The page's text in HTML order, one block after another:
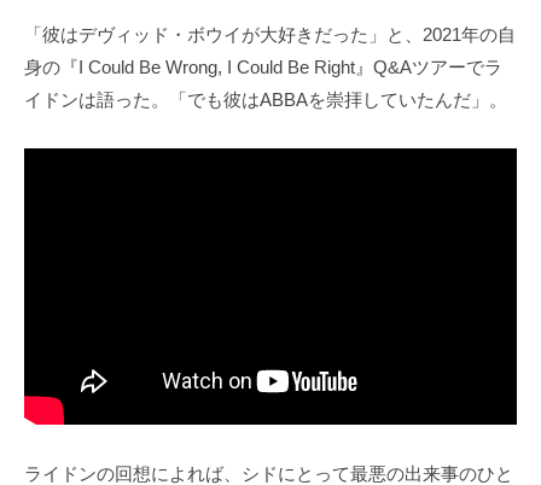
「彼はデヴィッド・ボウイが大好きだった」と、2021年の自
身の『I Could Be Wrong, I Could Be Right』Q&Aツアーでラ
イドンは語った。「でも彼はABBAを崇拝していたんだ」。
ライドンの回想によれば、シドにとって最悪の出来事のひと